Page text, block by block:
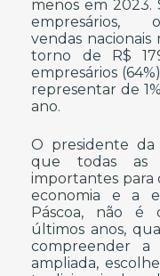
menos em 2023.
vendas nacionais
torno de R$
empresários
representar de
ano.
O presidente da
que todas as
importantes para
economia e a
Páscoa, não é
últimos anos,
compreender a
ampliada,